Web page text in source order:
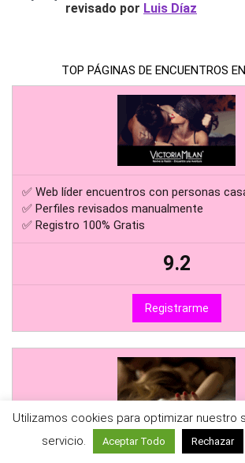
revisado por Luis Díaz
TOP PÁGINAS DE ENCUENTROS
✅ Web líder encuentros con personas
✅ Perfiles revisados manualmente
✅ Registro 100% Gratis
9.2
Registrarme
✅ Nueva Versión Mejorada
Utilizamos cookies para optimizar nuestro
servicio.
Aceptar Todo Rechazar